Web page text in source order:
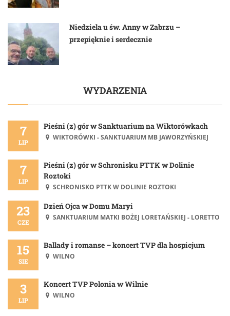
Niedziela u św. Anny w Zabrzu –
przepięknie i serdecznie
WYDARZENIA
7
LIP
Pieśni (z) gór w Sanktuarium na Wiktorówkach
WIKTORÓWKI - SANKTUARIUM MB JAWORZYŃSKIEJ
7
LIP
Pieśni (z) gór w Schronisku PTTK w Dolinie
Roztoki
SCHRONISKO PTTK W DOLINIE ROZTOKI
23
CZE
Dzień Ojca w Domu Maryi
SANKTUARIUM MATKI BOŻEJ LORETAŃSKIEJ - LORETTO
15
SIE
Ballady i romanse – koncert TVP dla hospicjum
WILNO
3
LIP
Koncert TVP Polonia w Wilnie
WILNO